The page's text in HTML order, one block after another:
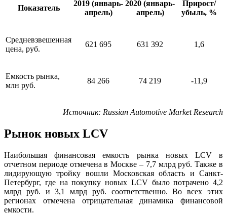
Показатель
2019 (январь-
апрель)
2020 (январь-
апрель)
Прирост/
убыль, %
Средневзвешенная
цена, руб.
621 695 631 392 1,6
Емкость рынка,
млн руб.
84 266 74 219 -11,9
Источник: Russian Automotive Market Research
Рынок новых LCV
Наибольшая финансовая емкость рынка новых LCVв
отчетном периоде отмечена в Москве – 7,7 млрд руб. Также в
лидирующую тройку вошли Московская область и Санкт-
Петербург, где на покупку новых LCVбыло потрачено 4,2
млрд руб. и 3,1 млрд руб. соответственно. Во всех этих
регионах отмечена отрицательная динамика финансовой
емкости.